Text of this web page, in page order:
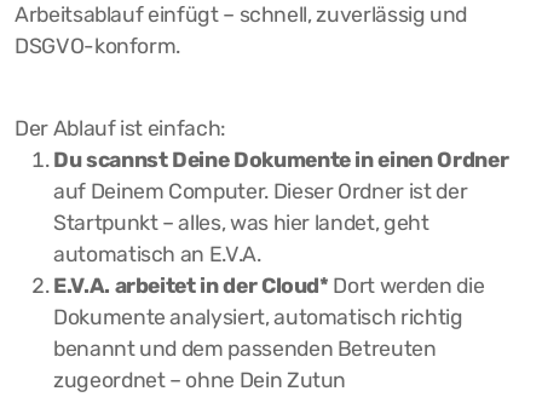
Arbeitsablauf einfügt – schnell, zuverlässig und
DSGVO-konform.
Der Ablauf ist einfach:
Du scannst Deine Dokumente in einen Ordner
auf Deinem Computer. Dieser Ordner ist der
Startpunkt – alles, was hier landet, geht
automatisch an E.V.A.
E.V.A. arbeitet in der Cloud* Dort werden die
Dokumente analysiert, automatisch richtig
benannt und dem passenden Betreuten
zugeordnet – ohne Dein Zutun